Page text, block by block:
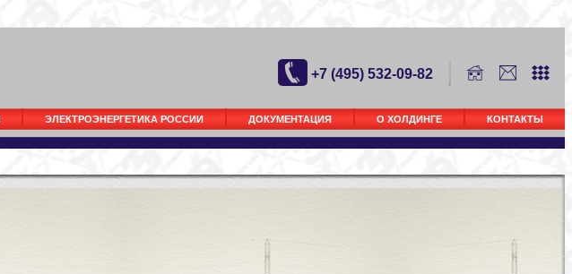
+7 (495) 532-09-82
ЭЛЕКТРОЭНЕРГЕТИКА РОССИИ ДОКУМЕНТАЦИЯ О ХОЛДИНГЕ КОНТАКТЫ